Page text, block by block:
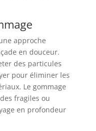
approche
en douceur.
des particules
pour éliminer les
Le gommage
fragiles ou
en profondeur